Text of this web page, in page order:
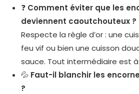
❓ Comment éviter que les
deviennent caoutchouteux ?
Respecte la règle d’or : une
feu vif ou bien une cuisson
sauce. Tout intermédiaire est
💦 Faut-il blanchir les
?